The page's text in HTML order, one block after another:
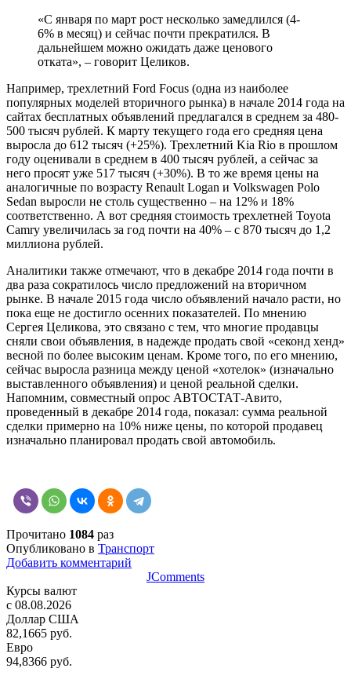
«С января по март рост несколько замедлился (4-
6% в месяц) и сейчас почти прекратился. В
дальнейшем можно ожидать даже ценового
отката», – говорит Целиков.
Например, трехлетний Ford Focus (одна из наиболее
популярных моделей вторичного рынка) в начале 2014 года на
сайтах бесплатных объявлений предлагался в среднем за 480-
500 тысяч рублей. К марту текущего года его средняя цена
выросла до 612 тысяч (+25%). Трехлетний Kia Rio в прошлом
году оценивали в среднем в 400 тысяч рублей, а сейчас за
него просят уже 517 тысяч (+30%). В то же время цены на
аналогичные по возрасту Renault Logan и Volkswagen Polo
Sedan выросли не столь существенно – на 12% и 18%
соответственно. А вот средняя стоимость трехлетней Toyota
Camry увеличилась за год почти на 40% – с 870 тысяч до 1,2
миллиона рублей.
Аналитики также отмечают, что в декабре 2014 года почти в
два раза сократилось число предложений на вторичном
рынке. В начале 2015 года число объявлений начало расти, но
пока еще не достигло осенних показателей. По мнению
Сергея Целикова, это связано с тем, что многие продавцы
сняли свои объявления, в надежде продать свой «секонд хенд»
весной по более высоким ценам. Кроме того, по его мнению,
сейчас выросла разница между ценой «хотелок» (изначально
выставленного объявления) и ценой реальной сделки.
Напомним, совместный опрос АВТОСТАТ-Авито,
проведенный в декабре 2014 года, показал: сумма реальной
сделки примерно на 10% ниже цены, по которой продавец
изначально планировал продать свой автомобиль.
Прочитано 1084 раз
Опубликовано в Транспорт
Добавить комментарий
JComments
Курсы валют
c 08.08.2026
Доллар США
82,1665 руб.
Евро
94,8366 руб.